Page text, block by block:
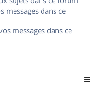
messages dans ce
messages dans ce